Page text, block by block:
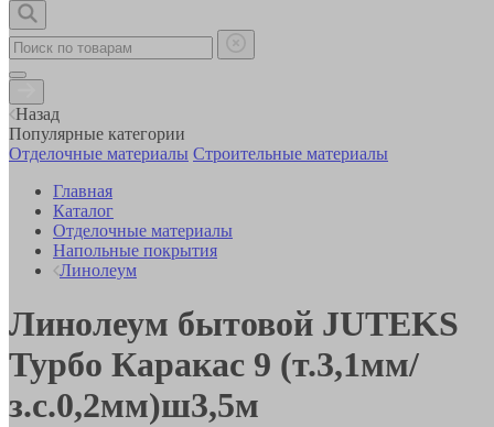
Назад
Популярные категории
Отделочные материалы Строительные материалы
Главная
Каталог
Отделочные материалы
Напольные покрытия
Линолеум
Линолеум бытовой JUTEKS
Турбо Каракас 9 (т.3,1мм/
з.с.0,2мм)ш3,5м